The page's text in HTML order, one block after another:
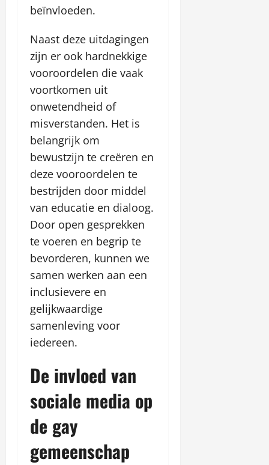
beïnvloeden.
Naast deze uitdagingen
zijn er ook hardnekkige
vooroordelen die vaak
voortkomen uit
onwetendheid of
misverstanden. Het is
belangrijk om
bewustzijn te creëren en
deze vooroordelen te
bestrijden door middel
van educatie en dialoog.
Door open gesprekken
te voeren en begrip te
bevorderen, kunnen we
samen werken aan een
inclusievere en
gelijkwaardige
samenleving voor
iedereen.
De invloed van
sociale media op
de gay
gemeenschap